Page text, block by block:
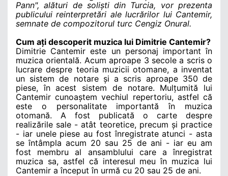
Pann", alături de soliști din Turcia, vor prezenta
publicului reinterpretări ale lucrărilor lui Cantemir,
semnate de compozitorul turc Cengiz Onural.
Cum ați descoperit muzica lui Dimitrie Cantemir?
Dimitrie Cantemir este un personaj important în
muzica orientală. Acum aproape 3 secole a scris o
lucrare despre teoria muzicii otomane, a inventat
un sistem de notare și a scris aproape 350 de
piese, în acest sistem de notare. Mulțumită lui
Cantemir cunoaștem vechiul repertoriu, astfel că
este o personalitate importantă în muzica
otomană. A fost publicată o carte despre
realizările sale - atât teoretice, precum și practice
- iar unele piese au fost înregistrate atunci - asta
se întâmpla acum 20 sau 25 de ani - iar eu am
fost membru al ansamblului care a înregistrat
muzica sa, astfel că interesul meu în muzica lui
Cantemir a început în urmă cu 20 sau 25 de ani.